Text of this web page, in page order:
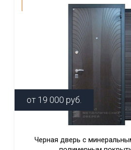
от 19 000 руб.
Черная дверь с